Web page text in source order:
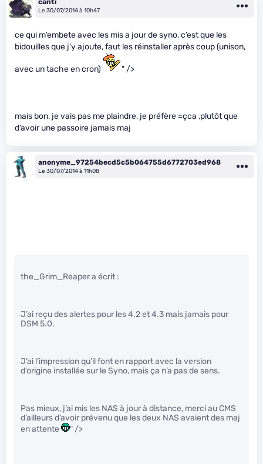
canti
Le 30/07/2014 à 10h47
ce qui m’embete avec les mis a jour de syno, c’est que les
bidouilles que j’y ajoute, faut les réinstaller après coup (unison,
avec un tache en cron) " />
mais bon, je vais pas me plaindre, je préfère =çca ,plutôt que
d’avoir une passoire jamais maj
anonyme_97254becd5c5b064755d6772703ed968
Le 30/07/2014 à 11h08
the_Grim_Reaper a écrit :
J’ai reçu des alertes pour les 4.2 et 4.3 mais jamais pour
DSM 5.0.
J’ai l’impression qu’il font en rapport avec la version
d’origine installée sur le Syno, mais ça n’a pas de sens.
Pas mieux, j’ai mis les NAS à jour à distance, merci au CMS
d’ailleurs d’avoir prévenu que les deux NAS avaient des maj
en attente
" />